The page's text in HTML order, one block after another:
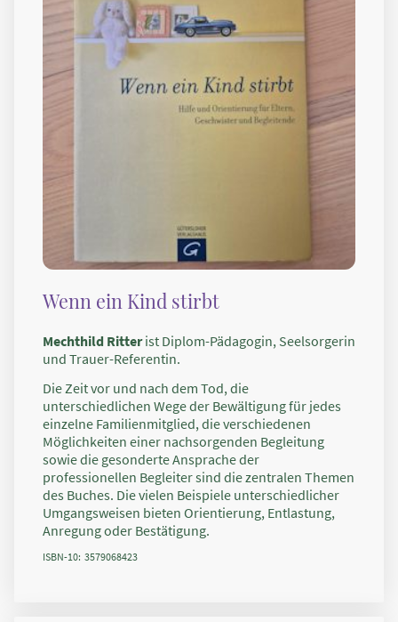
Wenn ein Kind stirbt
Mechthild Ritterist Diplom-Pädagogin, Seelsorgerin
und Trauer-Referentin.
Die Zeit vor und nach dem Tod, die
unterschiedlichen Wege der Bewältigung für jedes
einzelne Familienmitglied, die verschiedenen
Möglichkeiten einer nachsorgenden Begleitung
sowie die gesonderte Ansprache der
professionellen Begleiter sind die zentralen Themen
des Buches. Die vielen Beispiele unterschiedlicher
Umgangsweisen bieten Orientierung, Entlastung,
Anregung oder Bestätigung.
ISBN-10: ‎ 3579068423